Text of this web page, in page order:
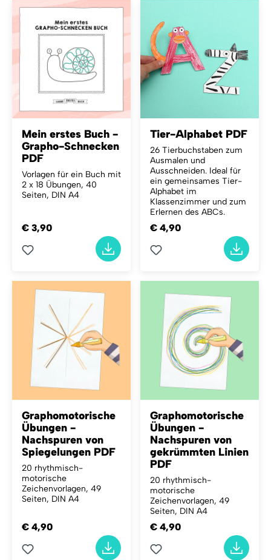
Mein erstes Buch -
Grapho-Schnecken
PDF
Vorlagen für ein Buch mit
2 x 18 Übungen, 40
Seiten, DIN A4
€ 3,90
Tier-Alphabet PDF
26 Tierbuchstaben zum
Ausmalen und
Ausschneiden. Ideal für
ein gemeinsames Tier-
Alphabet im
Klassenzimmer und zum
Erlernen des ABCs.
€ 4,90
Graphomotorische
Übungen -
Nachspuren von
Spiegelungen PDF
20 rhythmisch-
motorische
Zeichenvorlagen, 49
Seiten, DIN A4
€ 4,90
Graphomotorische
Übungen -
Nachspuren von
gekrümmten Linien
PDF
20 rhythmisch-
motorische
Zeichenvorlagen, 49
Seiten, DIN A4
€ 4,90